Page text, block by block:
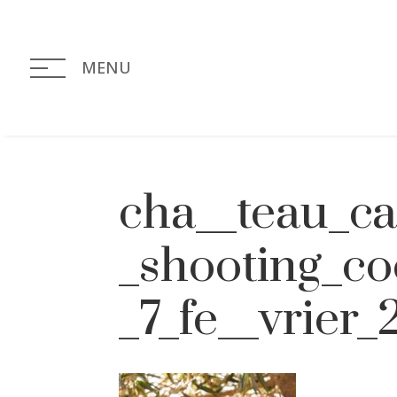
MENU